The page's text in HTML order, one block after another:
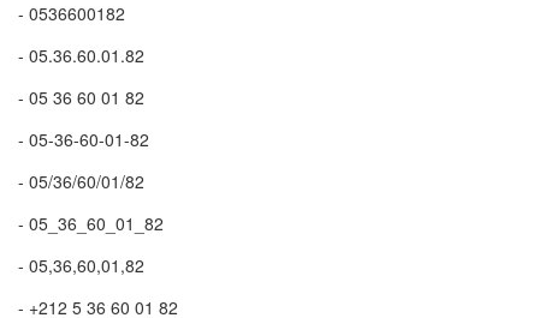
- 0536600182
- 05.36.60.01.82
- 05 36 60 01 82
- 05-36-60-01-82
- 05/36/60/01/82
- 05_36_60_01_82
- 05,36,60,01,82
- +212 5 36 60 01 82